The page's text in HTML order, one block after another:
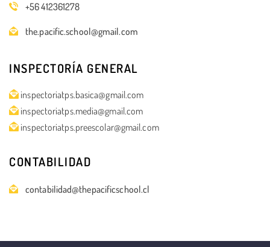
+56 412361278
the.pacific.school@gmail.com
INSPECTORÍA GENERAL
inspectoriatps.basica@gmail.com
inspectoriatps.media@gmail.com
inspectoriatps.preescolar@gmail.com
CONTABILIDAD
contabilidad@thepacificschool.cl